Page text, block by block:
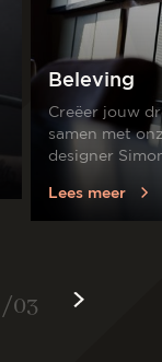
/03
Beleving
Creëer jouw
samen met
designer
Lees meer